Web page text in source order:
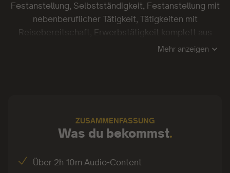
Festanstellung, Selbstständigkeit, Festanstellung mit
nebenberuflicher Tätigkeit, Tätigkeiten mit
Reisebereitschaft, Erwerbstätigkeit komplett aus
dem Homeoffice heraus – die Liste ist lang. Was sie
Durch ihre Tätigkeit als Agile Coachin hat Carolin
clevere Tools gefunden, die sich wunderbar auf den
Mehr anzeigen
ZUSAMMENFASSUNG
Was du bekommst.
Über 2h 10m Audio-Content